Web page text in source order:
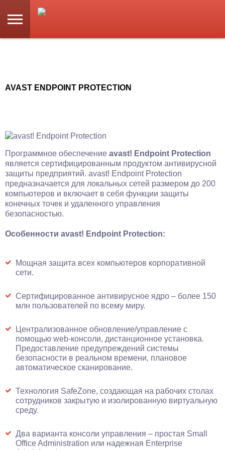
AVAST ENDPOINT PROTECTION
Программное обеспечение avast! Endpoint Protection
является сертифицированным продуктом антивирусной
защиты предприятий. avast! Endpoint Protection
предназначается для локальных сетей размером до 200
компьютеров и включает в себя функции защиты
конечных точек и удаленного управления
безопасностью.
Особенности avast! Endpoint Protection:
Мощная защита всех компьютеров корпоративной
сети.
Сертифицированное антивирусное ядро – более 150
млн пользователей по всему миру.
Централизованное обновление/управление с
помощью web-консоли, дистанционное установка.
Предоставление предупреждений системы
безопасности в реальном времени, плановое
автоматическое сканирование.
Технология SafeZone, создающая на рабочих столах
сотрудников закрытую и изолированную виртуальную
среду.
Два варианта консоли управления – простая Small
Office Administration или надежная Enterprise